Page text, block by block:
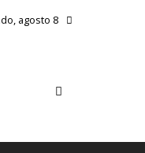
agosto 8